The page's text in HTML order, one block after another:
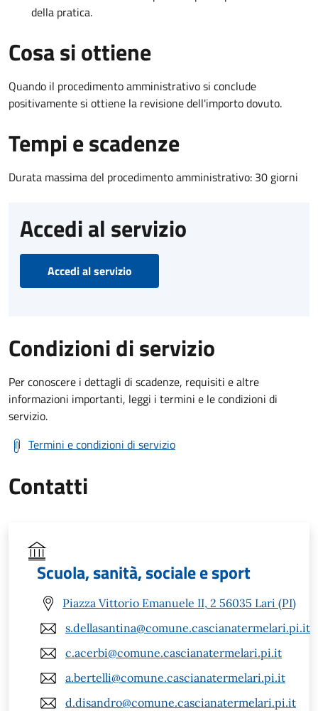
della pratica.
Cosa si ottiene
Quando il procedimento amministrativo si conclude
positivamente si ottiene la revisione dell'importo dovuto.
Tempi e scadenze
Durata massima del procedimento amministrativo: 30 giorni
Accedi al servizio
Accedi al servizio
Condizioni di servizio
Per conoscere i dettagli di scadenze, requisiti e altre
informazioni importanti, leggi i termini e le condizioni di
servizio.
Termini e condizioni di servizio
Contatti
Scuola, sanità, sociale e sport
Piazza Vittorio Emanuele II, 2 56035 Lari (PI)
s.dellasantina@comune.cascianatermelari.pi.it
c.acerbi@comune.cascianatermelari.pi.it
a.bertelli@comune.cascianatermelari.pi.it
d.disandro@comune.cascianatermelari.pi.it